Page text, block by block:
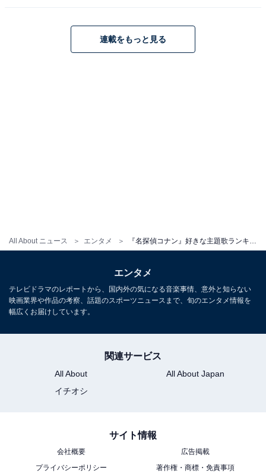
All About ニュース エンタメ
頭の中で流れた（27歳男性）」「見た中で、一瞬で頭の
中に曲が流れたからです（40歳女性）」「未だに鼻歌で
歌っています（44歳男性）」などのコメントが寄せられ
ました。
また、「小松未歩が売れるきっかけになったから（38歳
男性）」「まさに作品に寄り添った世界感の楽曲だから
＞12位までの全ランキング結果を見る
連載をもっと見る
エンタメ
テレビドラマのレポートから、国内外の気になる音楽事情、意外と知らない
映画業界や作品の考察、話題のスポーツニュースまで、旬のエンタメ情報を
幅広くお届けしています。
関連サービス
All About
All About Japan
イチオシ
サイト情報
会社概要
広告掲載
プライバシーポリシー
著作権・商標・免責事項